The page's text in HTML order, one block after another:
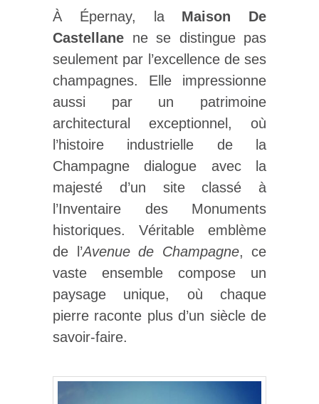
À Épernay, la Maison De
Castellane ne se distingue pas
seulement par l’excellence de ses
champagnes. Elle impressionne
aussi par un patrimoine
architectural exceptionnel, où
l’histoire industrielle de la
Champagne dialogue avec la
majesté d’un site classé à
l’Inventaire des Monuments
historiques. Véritable emblème
de l’Avenue de Champagne, ce
vaste ensemble compose un
paysage unique, où chaque
pierre raconte plus d’un siècle de
savoir-faire.